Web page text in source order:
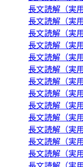
長文読解（実
長文読解（実
長文読解（実
長文読解（実
長文読解（実
長文読解（実
長文読解（実
長文読解（実
長文読解（実
長文読解（実
長文読解（実
長文読解（実
長文読解（実